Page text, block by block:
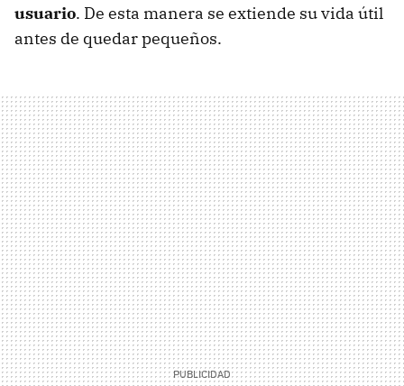
usuario. De esta manera se extiende su vida útil
antes de quedar pequeños.